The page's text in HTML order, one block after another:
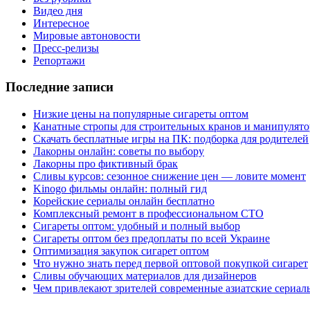
Видео дня
Интересное
Мировые автоновости
Пресс-релизы
Репортажи
Последние записи
Низкие цены на популярные сигареты оптом
Канатные стропы для строительных кранов и
Скачать бесплатные игры на ПК: подборка для родителей
Лакорны онлайн: советы по выбору
Лакорны про фиктивный брак
Сливы курсов: сезонное снижение цен — ловите момент
Kinogo фильмы онлайн: полный гид
Корейские сериалы онлайн бесплатно
Комплексный ремонт в профессиональном СТО
Сигареты оптом: удобный и полный выбор
Сигареты оптом без предоплаты по всей Украине
Оптимизация закупок сигарет оптом
Что нужно знать перед первой оптовой покупкой сигарет
Сливы обучающих материалов для дизайнеров
Чем привлекают зрителей современные азиатские